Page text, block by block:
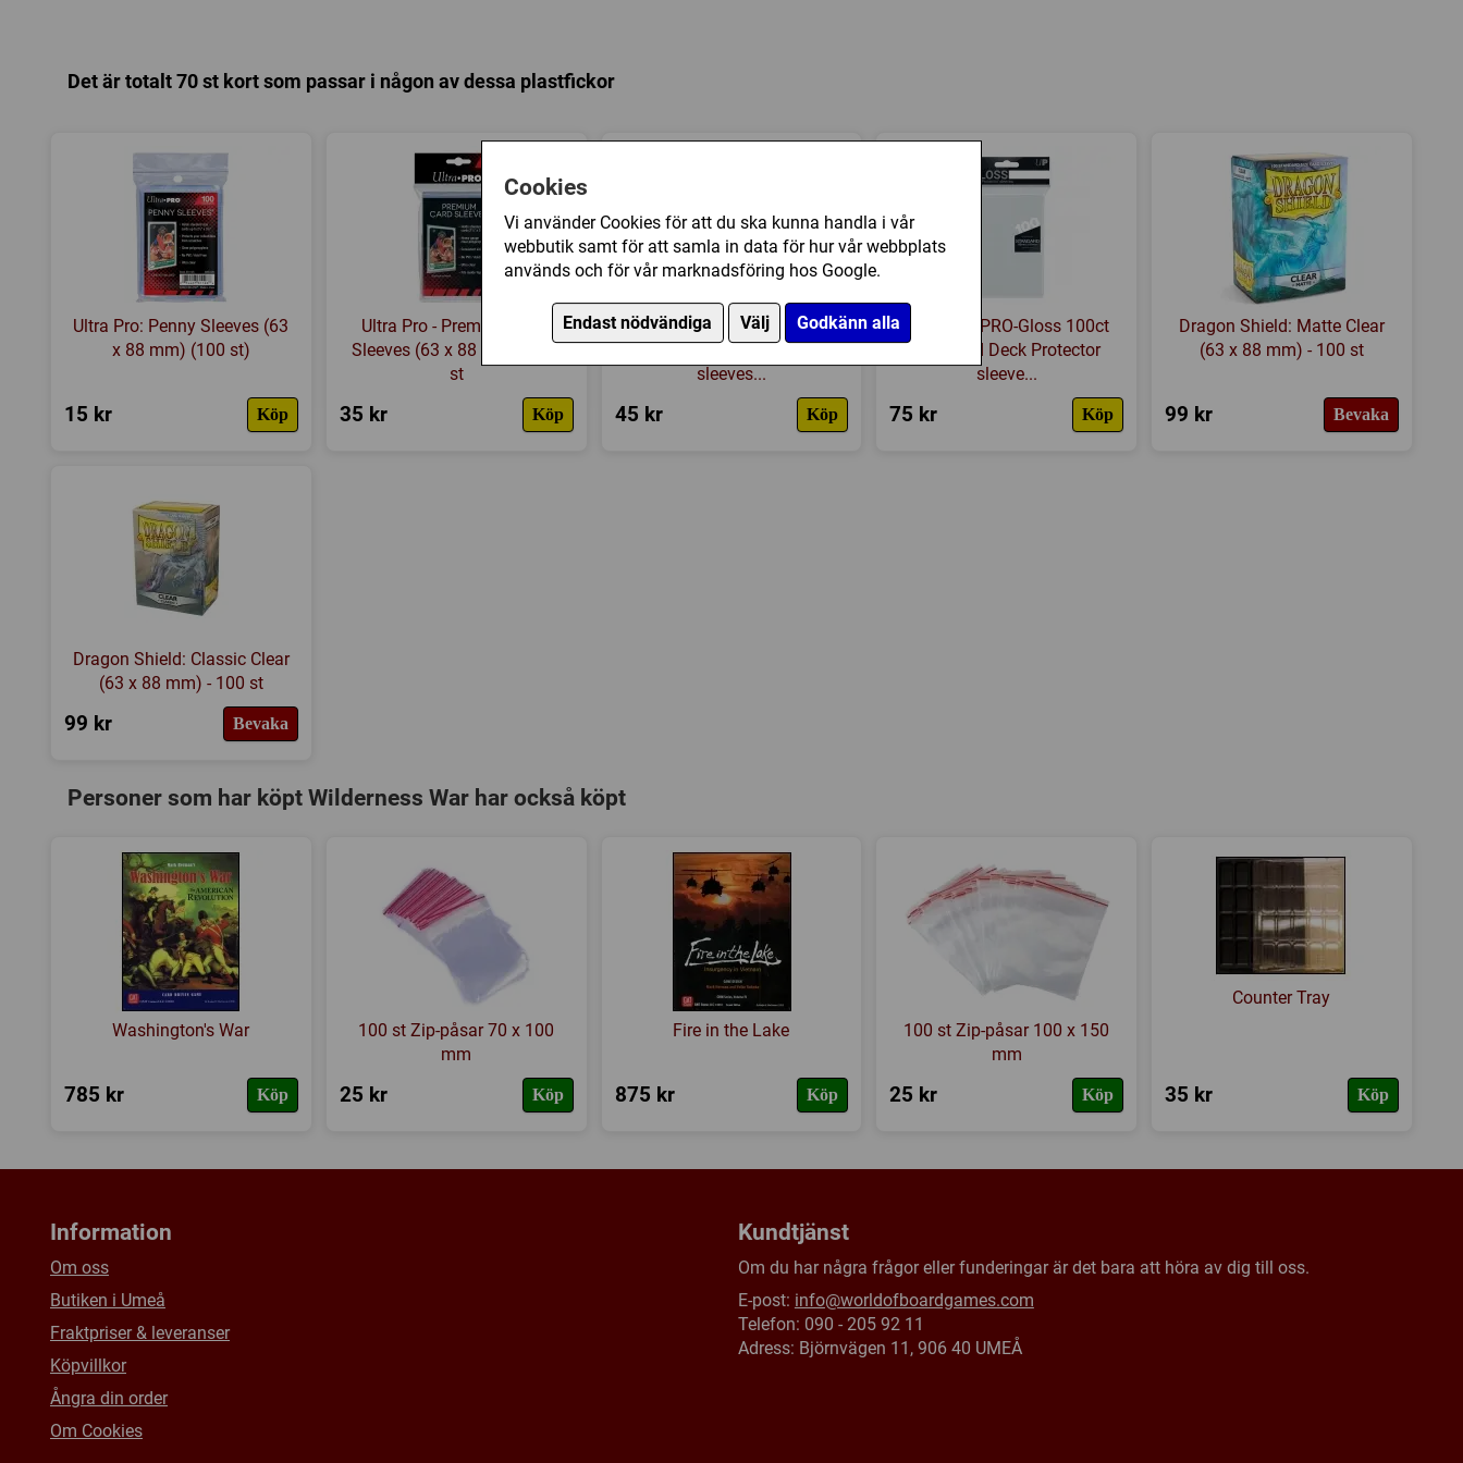
Cookies
Vi använder Cookies för att du ska kunna handla i vår
webbutik samt för att samla in data för hur vår webbplats
används och för vår marknadsföring hos Google.
Endast nödvändiga Välj Godkänn alla
Det är totalt 70 st kort som passar i någon av dessa plastfickor
Ultra Pro: Penny Sleeves (63
x 88 mm) (100 st)
15 kr Köp
Ultra Pro - Premium Card
Sleeves (63 x 88 mm) - 100
st
35 kr Köp
Ultra Pro: PRO-Gloss 50ct
Standard Deck Protector
sleeves...
45 kr Köp
Ultra Pro: PRO-Gloss 100ct
Standard Deck Protector
sleeve...
75 kr Köp
Dragon Shield: Matte Clear
(63 x 88 mm) - 100 st
99 kr Bevaka
Dragon Shield: Classic Clear
(63 x 88 mm) - 100 st
99 kr Bevaka
Personer som har köpt Wilderness War har också köpt
Washington's War
785 kr Köp
100 st Zip-påsar 70 x 100
mm
25 kr Köp
Fire in the Lake
875 kr Köp
100 st Zip-påsar 100 x 150
mm
25 kr Köp
Counter Tray
35 kr Köp
Information
Om oss
Butiken i Umeå
Fraktpriser & leveranser
Köpvillkor
Ångra din order
Om Cookies
Kundtjänst
Om du har några frågor eller funderingar är det bara att höra av dig till oss.
E-post: info@worldofboardgames.com
Telefon: 090 - 205 92 11
Adress: Björnvägen 11, 906 40 UMEÅ